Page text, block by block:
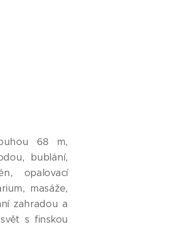
68 m,
bublání,
opalovací
masáže,
zahradou a
s finskou